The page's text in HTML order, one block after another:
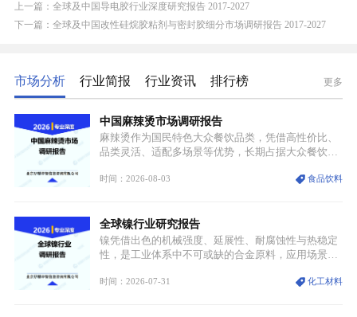
上一篇：全球及中国导电胶行业深度研究报告 2017-2027
下一篇：全球及中国改性硅烷胶粘剂与密封胶细分市场调研报告 2017-2027
市场分析 行业简报 行业资讯 排行榜 更多
中国麻辣烫市场调研报告
麻辣烫作为国民特色大众餐饮品类，凭借高性价比、
品类灵活、适配多场景等优势，长期占据大众餐饮重
型，叠加消费需求升级、线上流量变革、新零售业态
特点，在消费、创业、政策、技术多重驱动下，依旧
具备强劲的发展活力。
时间：2026-08-03 食品饮料
全球镍行业研究报告
镍凭借出色的机械强度、延展性、耐腐蚀性与热稳定
性，是工业体系中不可或缺的合金原料，应用场景横
用价值难以被替代。依托理化优势，镍被全球主要经
时间：2026-07-31 化工材料